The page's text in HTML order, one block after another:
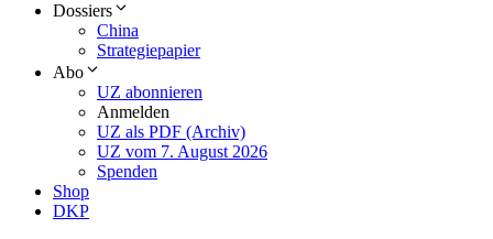
Dossiers
China
Strategiepapier
Abo
UZ abonnieren
Anmelden
UZ als PDF (Archiv)
UZ vom 7. August 2026
Spenden
Shop
DKP